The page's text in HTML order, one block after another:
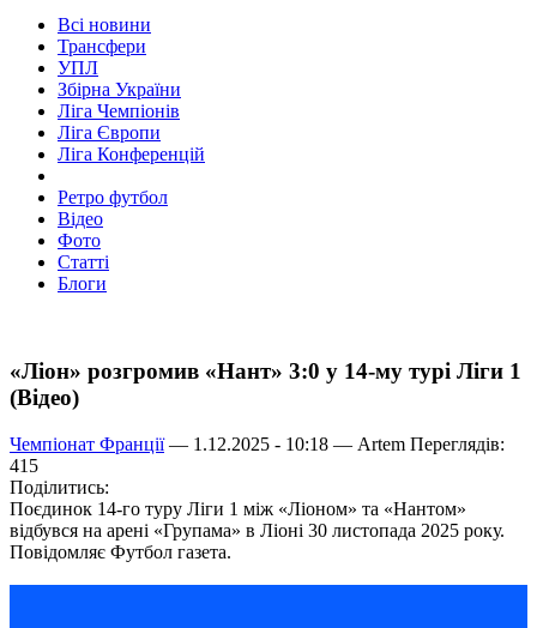
Всі новини
Трансфери
УПЛ
Збірна України
Ліга Чемпіонів
Ліга Європи
Ліга Конференцій
Ретро футбол
Відео
Фото
Статті
Блоги
«Ліон» розгромив «Нант» 3:0 у 14-му турі Ліги 1
(Відео)
Чемпіонат Франції— 1.12.2025 - 10:18 — Artem Переглядів:
415
Поділитись:
Поєдинок 14-го туру Ліги 1 між «Ліоном» та «Нантом»
відбувся на арені «Групама» в Ліоні 30 листопада 2025 року.​
Повідомляє Футбол газета.